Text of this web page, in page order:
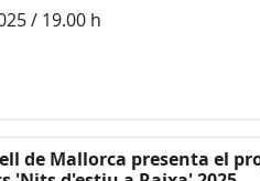
/ 19.00 h
de Mallorca presenta el